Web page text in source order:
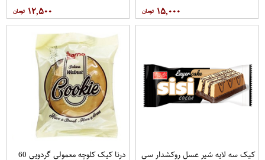
۱۵,۰۰۰ ۱۲,۵۰۰
کیک سه لایه شیر عسل روکشدار سی
درنا کیک کلوچه معمولی گردویی 60